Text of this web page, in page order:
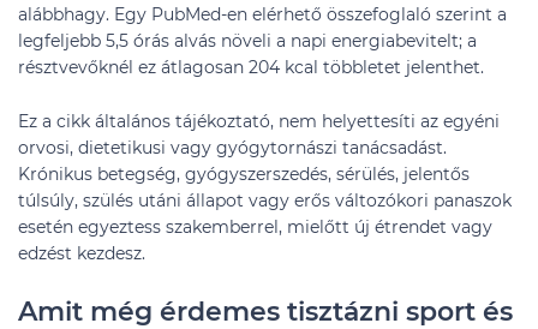
alábbhagy. Egy PubMed-en elérhető összefoglaló szerint a
legfeljebb 5,5 órás alvás növeli a napi energiabevitelt; a
résztvevőknél ez átlagosan 204 kcal többletet jelenthet.
Ez a cikk általános tájékoztató, nem helyettesíti az egyéni
orvosi, dietetikusi vagy gyógytornászi tanácsadást.
Krónikus betegség, gyógyszerszedés, sérülés, jelentős
túlsúly, szülés utáni állapot vagy erős változókori panaszok
esetén egyeztess szakemberrel, mielőtt új étrendet vagy
edzést kezdesz.
Amit még érdemes tisztázni sport és